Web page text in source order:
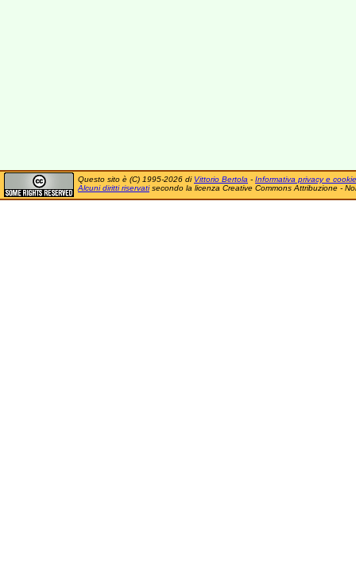
Questo sito è (C) 1995-2026 di Vittorio Bertola - Informativa privacy e cookie
Alcuni diritti riservatisecondo la licenza Creative Commons Attribuzione -